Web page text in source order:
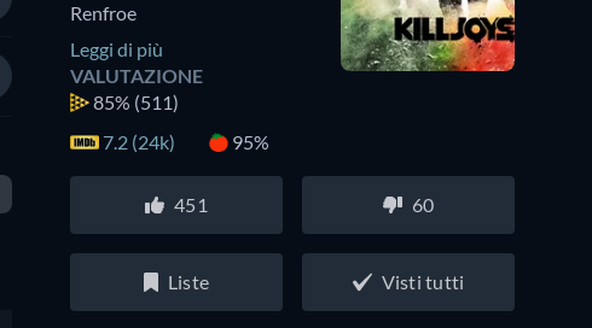
Renfroe
Leggi di più
VALUTAZIONE
85% (511)
7.2 (24k)
95%
451 60
Liste Visti tutti